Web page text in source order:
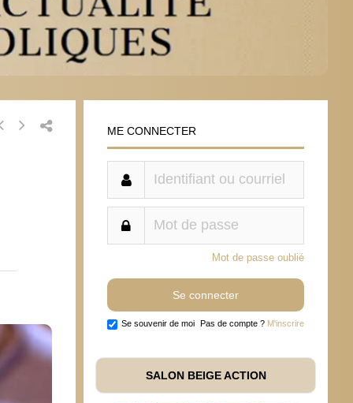
ME CONNECTER
Mot de passe oublié
Se souvenir de moi Pas de compte ? M'inscrire
SALON BEIGE ACTION